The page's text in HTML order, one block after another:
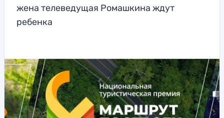
жена телеведущая Ромашкина ждут
ребенка